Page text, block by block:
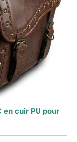
en cuir PU pour